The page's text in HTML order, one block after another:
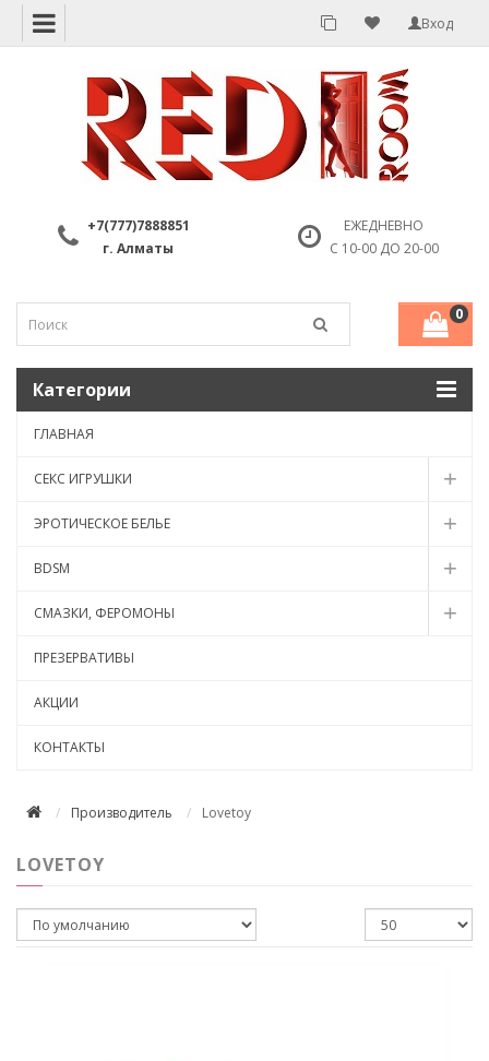
Вход
+7(777)7888851
г. Алматы
ЕЖЕДНЕВНО
С 10-00 ДО 20-00
0
Категории
ГЛАВНАЯ
СЕКС ИГРУШКИ
ЭРОТИЧЕСКОЕ БЕЛЬЕ
BDSM
СМАЗКИ, ФЕРОМОНЫ
ПРЕЗЕРВАТИВЫ
АКЦИИ
КОНТАКТЫ
Производитель Lovetoy
LOVETOY